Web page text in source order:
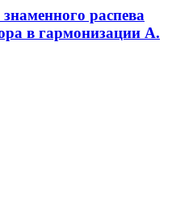
распева
в гармонизации А.